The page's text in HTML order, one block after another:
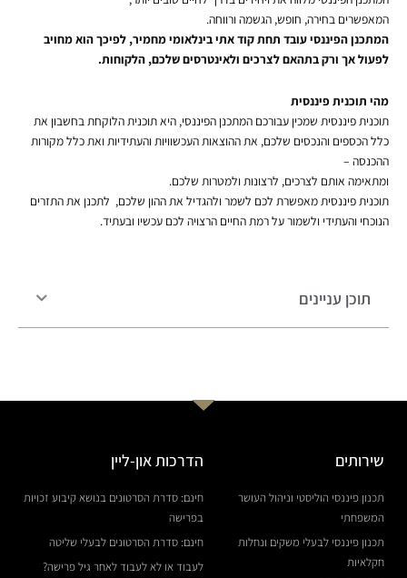
המאפשרים בחירה, חופש, הגשמה ורווחה.
המתכנן הפיננסי עובד תחת קוד אתי בינלאומי מחמיר, לפיכך הוא מחויב
לפעול אך ורק בתהאם לצרכים ולאינטרסים שלכם, הלקוחות.
מהי תוכנית פיננסית
תוכנית פיננסית שמכין עבורכם המתכנן הפיננסי, היא תוכנית הלוקחת בחשבון את
כלל הכספים והנכסים שלכם, את ההוצאות העכשוויות והעתידיות ואת כלל מקורות
ההכנסה –
ומתאימה אותם לצרכים, לרצונות ולמטרות שלכם.
תוכנית פיננסית מאפשרת לכם לשמר ולהגדיל את ההון שלכם, לתכנן את התזרים
הנוכחי והעתידי ולשמור על רמת החיים הרצויה לכם עכשיו ובעתיד.
תוכן עניינים
שירותים
תכנון פיננסי הוליסטי וניהול העושר
המשפחתי
תכנון פיננסי לבעלי משקים ונחלות
חקלאיות
הדרכות און-ליין
חינם: סדרת הסרטונים בנושא קיבוע זכויות
בפרישה
חינם: סדרת הסרטונים לבעלי שליטה
לעבוד או לא לעבוד לאחר גיל פרישה?